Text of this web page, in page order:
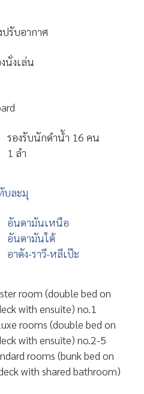
ปรับอากาศ
นั่งเล่น
รองรับนักดำน้ำ 16 คน
1 ลำ
บละมุ
อันดามันเหนือ
อันดามันใต้
อาดัง-ราวี-หลีเป๊ะ
room (double bed on
with ensuite) no.1
rooms (double bed on
with ensuite) no.2-5
rooms (bunk bed on
with shared bathroom)